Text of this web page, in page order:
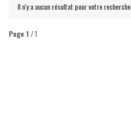
Il n'y a aucun résultat pour votre recherche
Page 1 / 1